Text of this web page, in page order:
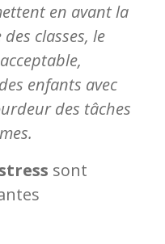
en avant la
classes, le
enfants avec
des tâches
sont